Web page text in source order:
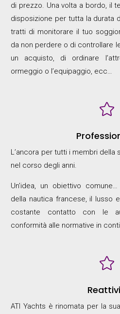
di prezzo. Una volta a bordo, il
disposizione per tutta la durata
tratti di monitorare il tuo
da non perdere o di controllare
un acquisto, di ordinare
ormeggio o l’equipaggio, ecc…

L’ancora per tutti i membri della
nel corso degli anni.
Un’idea, un obiettivo
della nautica francese, il lusso
costante contatto con le
conformità alle normative in

ATI Yachts è rinomata per la